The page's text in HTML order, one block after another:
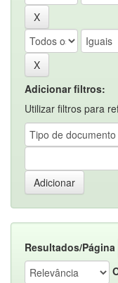
Adicionar filtros:
Utilizar filtros para
Resultados/Página